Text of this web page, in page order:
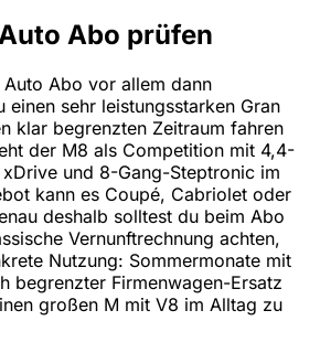
Abo prüfen
Auto Abo vor allem dann
einen sehr leistungsstarken Gran
klar begrenzten Zeitraum fahren
der M8 als Competition mit 4,4-
und 8-Gang-Steptronic im
kann es Coupé, Cabriolet oder
deshalb solltest du beim Abo
Vernunftrechnung achten,
Nutzung: Sommermonate mit
begrenzter Firmenwagen-Ersatz
großen M mit V8 im Alltag zu